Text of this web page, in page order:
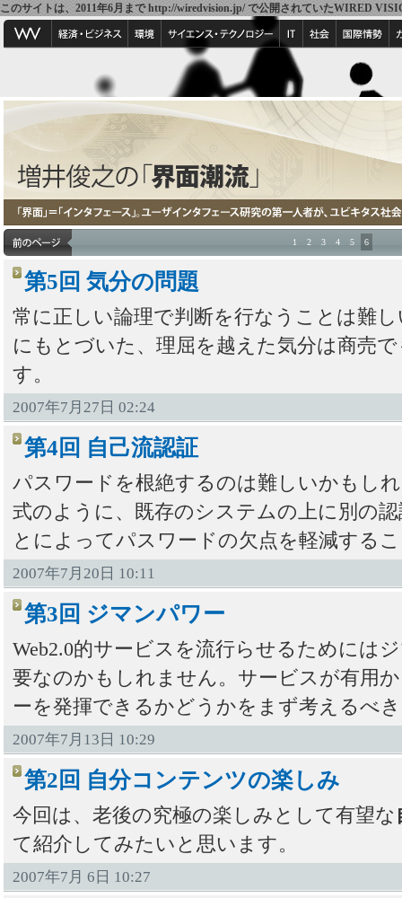
このサイトは、2011年6月まで http://wiredvision.jp/ で公開されていたWIRED
1 2 3 4 5 6
第5回 気分の問題
常に正しい論理で判断を行なうことは難
にもとづいた、理屈を越えた気分は商売
す。
2007年7月27日 02:24
第4回 自己流認証
パスワードを根絶するのは難しいかもし
式のように、既存のシステムの上に別の
とによってパスワードの欠点を軽減する
2007年7月20日 10:11
第3回 ジマンパワー
Web2.0的サービスを流行らせるためには
要なのかもしれません。サービスが有用
ーを発揮できるかどうかをまず考えるべ
2007年7月13日 10:29
第2回 自分コンテンツの楽しみ
今回は、老後の究極の楽しみとして有望な
て紹介してみたいと思います。
2007年7月 6日 10:27